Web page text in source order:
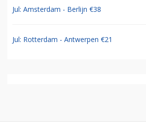
Jul: Amsterdam - Berlijn €38
Jul: Rotterdam - Antwerpen €21